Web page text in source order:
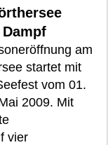
am
startet mit
vom 01.
2009. Mit
vier